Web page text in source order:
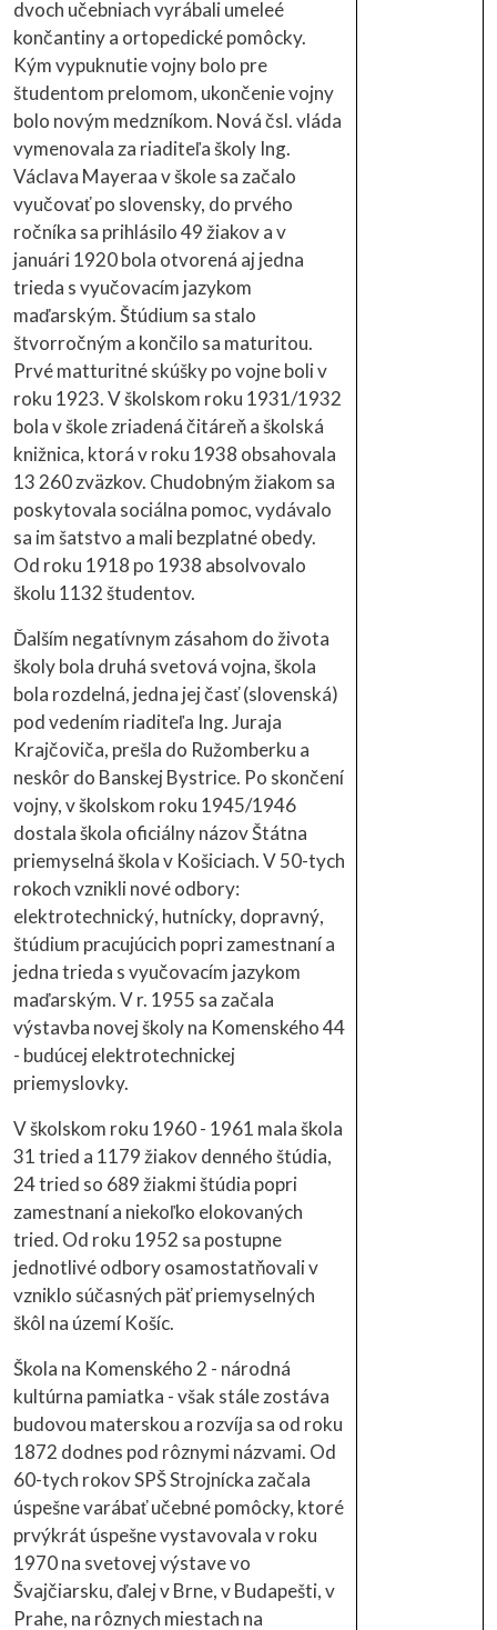
dvoch učebniach vyrábali umeleé
končantiny a ortopedické pomôcky.
Kým vypuknutie vojny bolo pre
študentom prelomom, ukončenie vojny
bolo novým medzníkom. Nová čsl. vláda
vymenovala za riaditeľa školy Ing.
Václava Mayeraa v škole sa začalo
vyučovať po slovensky, do prvého
ročníka sa prihlásilo 49 žiakov a v
januári 1920 bola otvorená aj jedna
trieda s vyučovacím jazykom
maďarským. Štúdium sa stalo
štvorročným a končilo sa maturitou.
Prvé matturitné skúšky po vojne boli v
roku 1923. V školskom roku 1931/1932
bola v škole zriadená čitáreň a školská
knižnica, ktorá v roku 1938 obsahovala
13 260 zväzkov. Chudobným žiakom sa
poskytovala sociálna pomoc, vydávalo
sa im šatstvo a mali bezplatné obedy.
Od roku 1918 po 1938 absolvovalo
školu 1132 študentov.
Ďalším negatívnym zásahom do života
školy bola druhá svetová vojna, škola
bola rozdelná, jedna jej časť (slovenská)
pod vedením riaditeľa Ing. Juraja
Krajčoviča, prešla do Ružomberku a
neskôr do Banskej Bystrice. Po skončení
vojny, v školskom roku 1945/1946
dostala škola oficiálny názov Štátna
priemyselná škola v Košiciach. V 50-tych
rokoch vznikli nové odbory:
elektrotechnický, hutnícky, dopravný,
štúdium pracujúcich popri zamestnaní a
jedna trieda s vyučovacím jazykom
maďarským. V r. 1955 sa začala
výstavba novej školy na Komenského 44
- budúcej elektrotechnickej
priemyslovky.
V školskom roku 1960 - 1961 mala škola
31 tried a 1179 žiakov denného štúdia,
24 tried so 689 žiakmi štúdia popri
zamestnaní a niekoľko elokovaných
tried. Od roku 1952 sa postupne
jednotlivé odbory osamostatňovali v
vzniklo súčasných päť priemyselných
škôl na území Košíc.
Škola na Komenského 2 - národná
kultúrna pamiatka - však stále zostáva
budovou materskou a rozvíja sa od roku
1872 dodnes pod rôznymi názvami. Od
60-tych rokov SPŠ Strojnícka začala
úspešne varábať učebné pomôcky, ktoré
prvýkrát úspešne vystavovala v roku
1970 na svetovej výstave vo
Švajčiarsku, ďalej v Brne, v Budapešti, v
Prahe, na rôznych miestach na